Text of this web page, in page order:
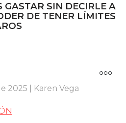
GASTAR SIN DECIRLE A
DE TENER LÍMITES
2025 | Karen Vega